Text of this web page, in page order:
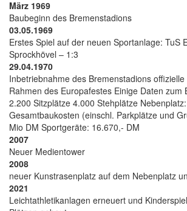
März 1969
Baubeginn des Bremenstadions
03.05.1969
Erstes Spiel auf der neuen Sportanlage: TuS
Sprockhövel – 1:3
29.04.1970
Inbetriebnahme des Bremenstadions
Rahmen des Europafestes Einige Daten zum
2.200 Sitzplätze 4.000 Stehplätze
Gesamtbaukosten (einschl. Parkplätze und
Mio DM Sportgeräte: 16.670,- DM
2007
Neuer Medientower
2008
neuer Kunstrasenplatz auf dem Nebenplatz
2021
Leichtathletikanlagen erneuert und